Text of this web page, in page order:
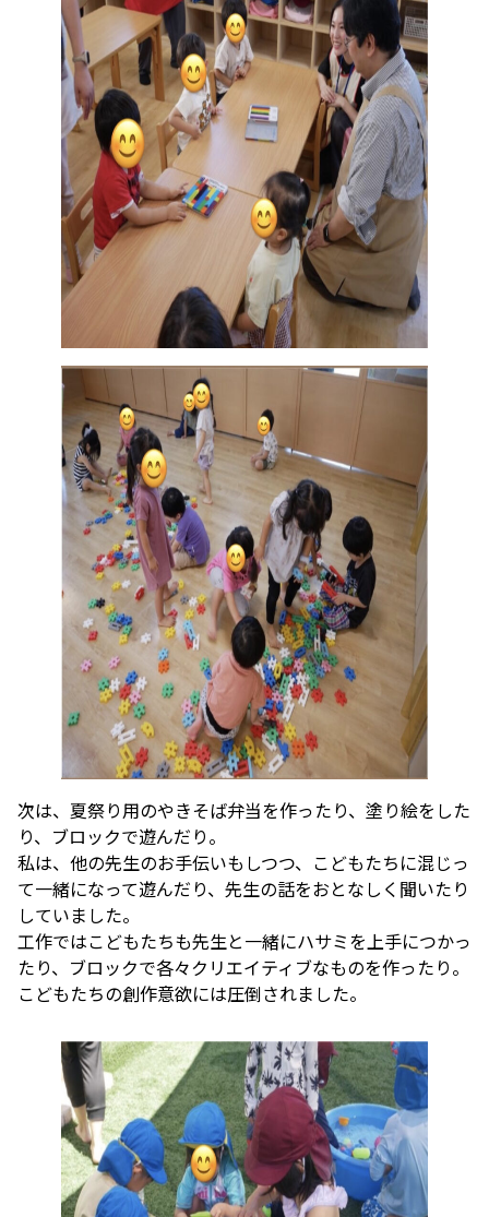
次は、夏祭り用のやきそば弁当を作ったり、塗り絵をした
り、ブロックで遊んだり。
私は、他の先生のお手伝いもしつつ、こどもたちに混じっ
て一緒になって遊んだり、先生の話をおとなしく聞いたり
していました。
工作ではこどもたちも先生と一緒にハサミを上手につかっ
たり、ブロックで各々クリエイティブなものを作ったり。
こどもたちの創作意欲には圧倒されました。